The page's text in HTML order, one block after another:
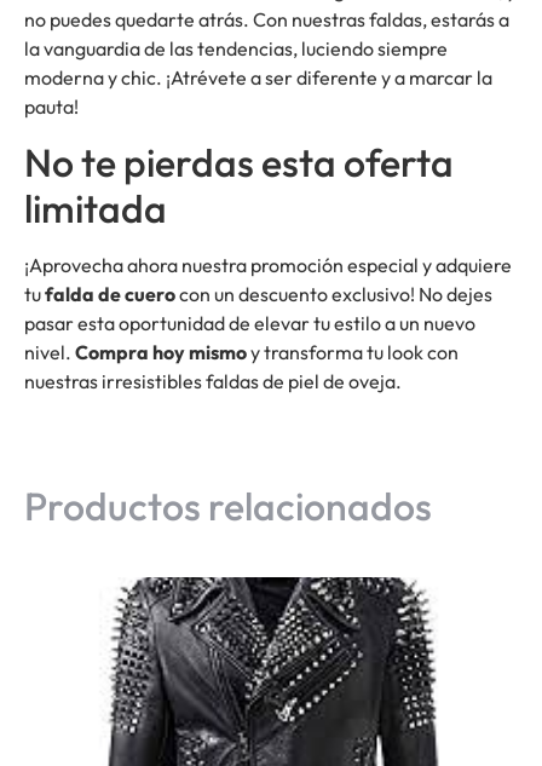
no puedes quedarte atrás. Con nuestras faldas, estarás a
la vanguardia de las tendencias, luciendo siempre
moderna y chic. ¡Atrévete a ser diferente y a marcar la
pauta!
No te pierdas esta oferta
limitada
¡Aprovecha ahora nuestra promoción especial y adquiere
tufalda de cuerocon un descuento exclusivo! No dejes
pasar esta oportunidad de elevar tu estilo a un nuevo
nivel. Compra hoy mismoy transforma tu look con
nuestras irresistibles faldas de piel de oveja.
Productos relacionados